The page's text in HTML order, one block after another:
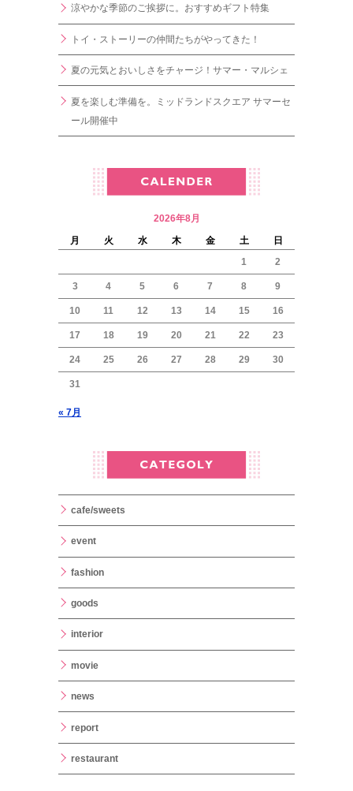
涼やかな季節のご挨拶に。おすすめギフト特集
トイ・ストーリーの仲間たちがやってきた！
夏の元気とおいしさをチャージ！サマー・マルシェ
夏を楽しむ準備を。ミッドランドスクエア サマーセ
ール開催中
2026年8月
月
火 水 木 金 土
日
1
2
3 4 5 6 7 8 9
10 11 12 13 14 15 16
17 18 19 20 21 22 23
24 25 26 27 28 29 30
31
« 7月
cafe/sweets
event
fashion
goods
interior
movie
news
report
restaurant